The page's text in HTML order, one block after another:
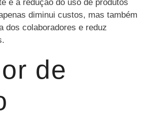
é a redução do uso de produtos
diminui custos, mas também
dos colaboradores e reduz
de